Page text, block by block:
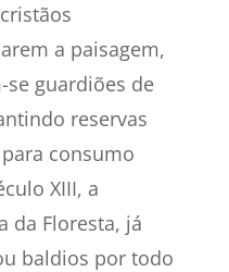
a paisagem,
guardiões de
reservas
consumo
XIII, a
da Floresta, já
baldios por todo